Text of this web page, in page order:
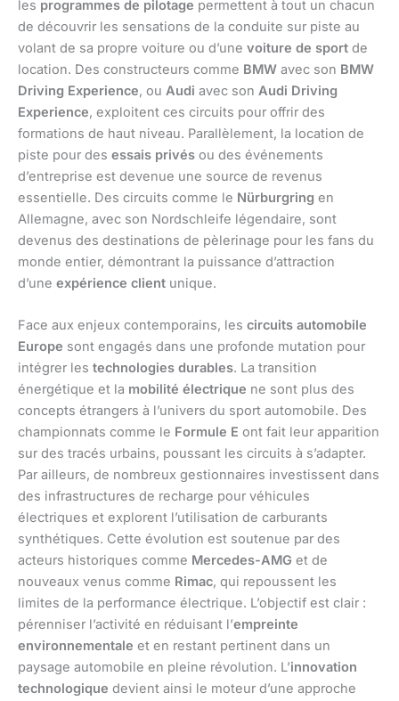
les programmes de pilotage permettent à tout un chacun
de découvrir les sensations de la conduite sur piste au
volant de sa propre voiture ou d’une voiture de sport de
location. Des constructeurs comme BMW avec son BMW
Driving Experience, ou Audi avec son Audi Driving
Experience, exploitent ces circuits pour offrir des
formations de haut niveau. Parallèlement, la location de
piste pour des essais privés ou des événements
d’entreprise est devenue une source de revenus
essentielle. Des circuits comme le Nürburgring en
Allemagne, avec son Nordschleife légendaire, sont
devenus des destinations de pèlerinage pour les fans du
monde entier, démontrant la puissance d’attraction
d’une expérience client unique.
Face aux enjeux contemporains, les circuits automobile
Europe sont engagés dans une profonde mutation pour
intégrer les technologies durables. La transition
énergétique et la mobilité électrique ne sont plus des
concepts étrangers à l’univers du sport automobile. Des
championnats comme le Formule E ont fait leur apparition
sur des tracés urbains, poussant les circuits à s’adapter.
Par ailleurs, de nombreux gestionnaires investissent dans
des infrastructures de recharge pour véhicules
électriques et explorent l’utilisation de carburants
synthétiques. Cette évolution est soutenue par des
acteurs historiques comme Mercedes-AMG et de
nouveaux venus comme Rimac, qui repoussent les
limites de la performance électrique. L’objectif est clair :
pérenniser l’activité en réduisant l’empreinte
environnementale et en restant pertinent dans un
paysage automobile en pleine révolution. L’innovation
technologique devient ainsi le moteur d’une approche